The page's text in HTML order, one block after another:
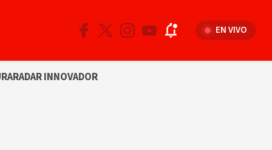
EN VIVO
RADAR INNOVADOR